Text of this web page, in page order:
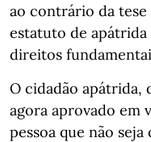
ao contrário da tese
estatuto de
direitos
O cidadão apátrida,
agora aprovado em
pessoa que não